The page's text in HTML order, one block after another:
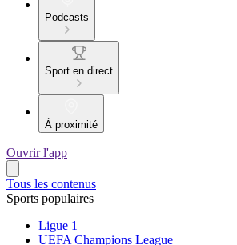
Podcasts
Sport en direct
À proximité
Ouvrir l'app
Tous les contenus
Sports populaires
Ligue 1
UEFA Champions League